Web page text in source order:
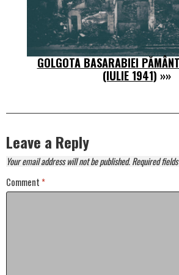
GOLGOTA BASARABIEI
(IULIE 1941) »»
Leave a Reply
Your email address will not be published.Required
Comment *